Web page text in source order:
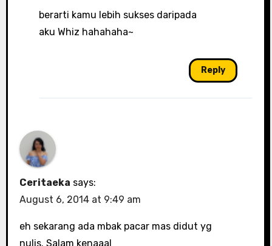
berarti kamu lebih sukses daripada
aku Whiz hahahaha~
Reply
Ceritaeka says:
August 6, 2014 at 9:49 am
eh sekarang ada mbak pacar mas didut yg
nulis. Salam kenaaal